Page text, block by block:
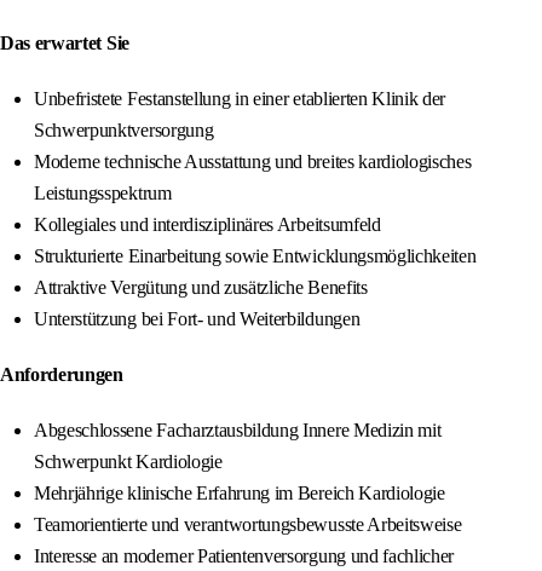
Das erwartet Sie
Unbefristete Festanstellung in einer etablierten Klinik der
Schwerpunktversorgung
Moderne technische Ausstattung und breites kardiologisches
Leistungsspektrum
Kollegiales und interdisziplinäres Arbeitsumfeld
Strukturierte Einarbeitung sowie Entwicklungsmöglichkeiten
Attraktive Vergütung und zusätzliche Benefits
Unterstützung bei Fort- und Weiterbildungen
Anforderungen
Abgeschlossene Facharztausbildung Innere Medizin mit
Schwerpunkt Kardiologie
Mehrjährige klinische Erfahrung im Bereich Kardiologie
Teamorientierte und verantwortungsbewusste Arbeitsweise
Interesse an moderner Patientenversorgung und fachlicher